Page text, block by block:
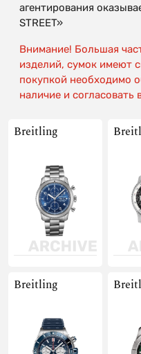
агентирования
STREET»
Внимание! Большая
изделий, сумок имеют
покупкой необходимо
наличие и согласовать
Breitling
Breitling